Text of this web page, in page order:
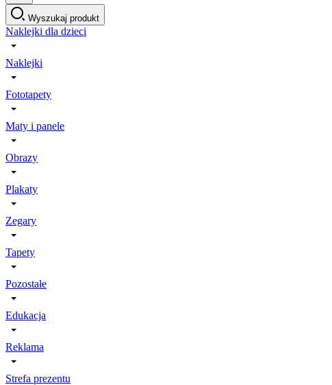
Wyszukaj produkt
Naklejki dla dzieci
Naklejki
Fototapety
Maty i panele
Obrazy
Plakaty
Zegary
Tapety
Pozostałe
Edukacja
Reklama
Strefa prezentu